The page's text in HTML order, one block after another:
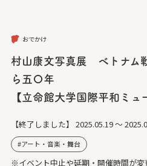
おでかけ
村山康文写真展 ベトナム
ら五〇年
【立命館大学国際平和ミュ
【終了しました】 2025.05.19 ～
アート・音楽・舞台
※イベント中止や延期・開催時間が変